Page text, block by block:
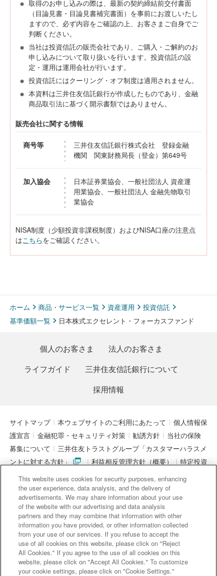
取得のお申し込みの際は、最新の契約締結前交付書面
（目論見書・目論見書補完書面）を事前にお渡しいたし
ますので、必ず内容をご確認の上、お客さまご自身でご
判断ください。
当社は投資信託の販売会社であり、ご購入・ご解約のお
申し込みについて取り扱いを行います。投資信託の設
定・運用は運用会社が行います。
投資信託にはクーリング・オフ制度は適用されません。
本資料は三井住友信託銀行が作成したものであり、金融
商品取引法に基づく開示書類ではありません。
販売会社に関する情報
商号等
三井住友信託銀行株式会社 登録金融
機関 関東財務局長（登金）第649号
加入協会
日本証券業協会、一般社団法人 資産運
用業協会、一般社団法人 金融先物取引
業協会
NISA制度（少額投資非課税制度）およびNISA口座の注意点
はこちらをご確認ください。
ホーム 商品・サービス一覧 資産運用
投資信託
基準価額一覧
日本株式エクセレント・フォーカスファンド
個人のお客さま
法人のお客さま
ライフガイド
三井住友信託銀行について
採用情報
サイトマップ 本ウェブサイトのご利用にあたって
個人情報保
護宣言
金融犯罪・セキュリティ対策 勧誘方針
当社の保険
募集について
三井住友トラストグループ「カスタマーハラスメ
ントに対する方針」
利益相反管理方針（概要）
特定投資
家制度に関する期限日
電子決済等代行業者との連携について
「マネー・ローンダリング及びテロ資金供与対策に関するガイド
ライン」を踏まえた取り組み
アクセシビリティについて
契約代理業・銀行代理業・外国銀行代理業務について
金銭債権
等と預金等との誤認防止について
三井住友信託銀行株式会社
This website uses cookies for security purposes, enhancing
the user experience, data analysis, and the delivery of
advertisements. We may share information about your use
of the website with our advertising and data analysis
partners and they may combine that information with other
information you have provided, or other information collected
from your use of our services. If you refuse to accept the
use of all cookies on this website, please click on "Reject
All Cookies." If you agree to the use of all cookies on this
website, please click on "Accept All Cookies." To customize
your cookie settings, please click on "Cookie Settings."